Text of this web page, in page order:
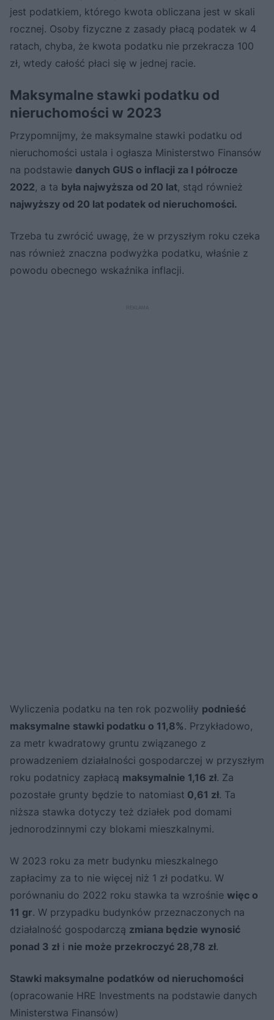
jest podatkiem, którego kwota obliczana jest w skali
rocznej. Osoby fizyczne z zasady płacą podatek w 4
ratach, chyba, że kwota podatku nie przekracza 100
zł, wtedy całość płaci się w jednej racie.
Maksymalne stawki podatku od
nieruchomości w 2023
Przypomnijmy, że maksymalne stawki podatku od
nieruchomości ustala i ogłasza Ministerstwo Finansów
na podstawie danych GUS o inflacji za I półrocze
2022, a ta była najwyższa od 20 lat, stąd również
najwyższy od 20 lat podatek od nieruchomości.
Trzeba tu zwrócić uwagę, że w przyszłym roku czeka
nas również znaczna podwyżka podatku, właśnie z
powodu obecnego wskaźnika inflacji.
Wyliczenia podatku na ten rok pozwoliły podnieść
maksymalne stawki podatku o 11,8%. Przykładowo,
za metr kwadratowy gruntu związanego z
prowadzeniem działalności gospodarczej w przyszłym
roku podatnicy zapłacą maksymalnie 1,16 zł. Za
pozostałe grunty będzie to natomiast 0,61 zł. Ta
niższa stawka dotyczy też działek pod domami
jednorodzinnymi czy blokami mieszkalnymi.
W 2023 roku za metr budynku mieszkalnego
zapłacimy za to nie więcej niż 1 zł podatku. W
porównaniu do 2022 roku stawka ta wzrośnie więc o
11 gr. W przypadku budynków przeznaczonych na
działalność gospodarczą zmiana będzie wynosić
ponad 3 zł i nie może przekroczyć 28,78 zł.
Stawki maksymalne podatków od nieruchomości
(opracowanie HRE Investments na podstawie danych
Ministerstwa Finansów)